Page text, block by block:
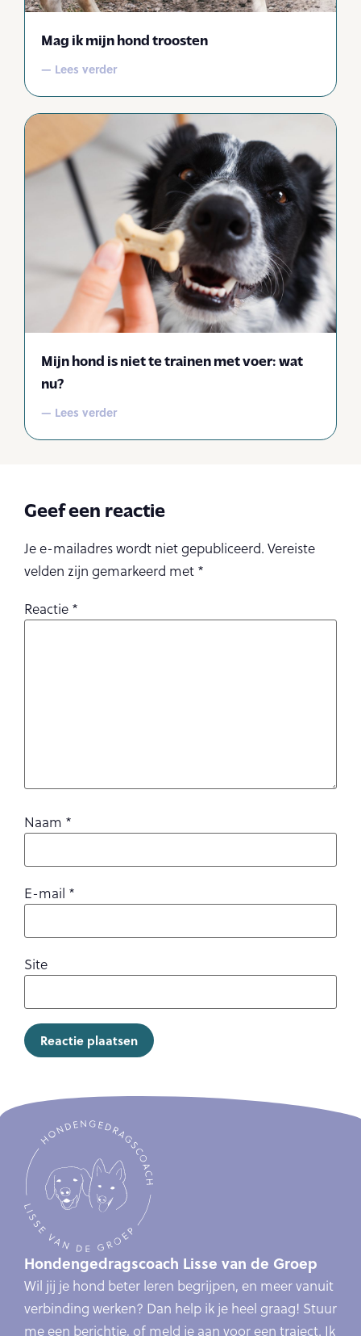
Mag ik mijn hond troosten
— Lees verder
Mijn hond is niet te trainen met voer: wat
nu?
— Lees verder
Geef een reactie
Je e-mailadres wordt niet gepubliceerd. Vereiste
velden zijn gemarkeerd met *
Reactie *
Naam *
E-mail *
Site
Hondengedragscoach Lisse van de Groep
Wil jij je hond beter leren begrijpen, en meer vanuit
verbinding werken? Dan help ik je heel graag! Stuur
me een berichtje, of meld je aan voor een traject. Ik